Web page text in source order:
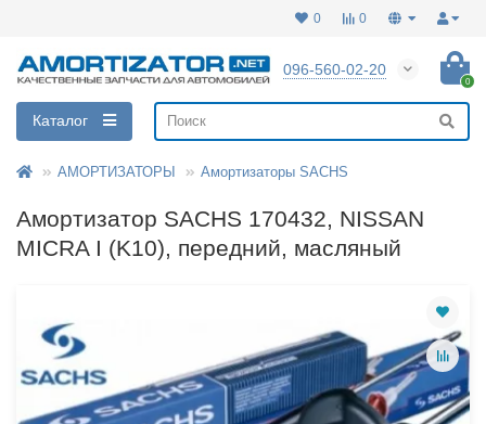
0
0
096-560-02-20
0
Каталог
АМОРТИЗАТОРЫ Амортизаторы SACHS
Амортизатор SACHS 170432, NISSAN
MICRA I (K10), передний, масляный